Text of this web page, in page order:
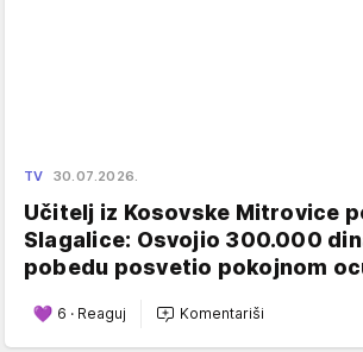
TV 30.07.2026.
Učitelj iz Kosovske Mitrovice
Slagalice: Osvojio 300.000
pobedu posvetio pokojnom
6 · Reaguj Komentariši